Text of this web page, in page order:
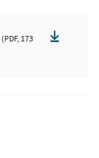
(PDF, 173